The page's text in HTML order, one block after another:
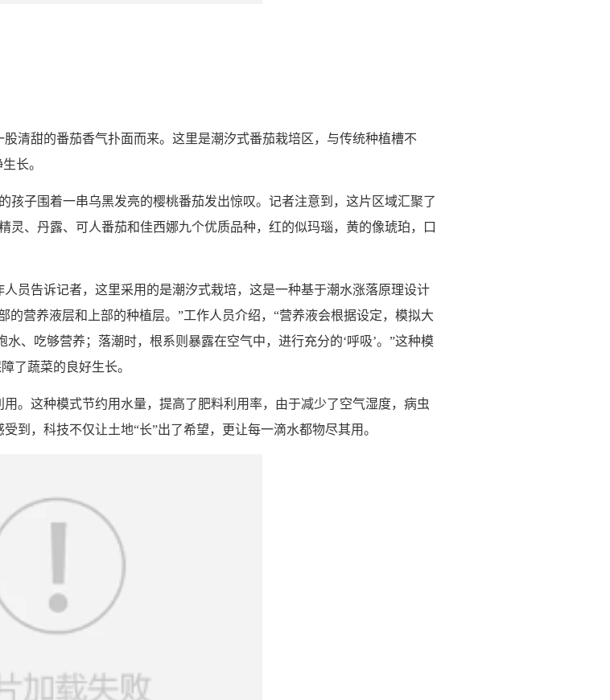
清甜的番茄香气扑面而来。这里是潮汐式番茄栽培区，与传统种植槽不
长。
孩子围着一串乌黑发亮的樱桃番茄发出惊叹。记者注意到，这片区域汇聚了
灵、丹露、可人番茄和佳西娜九个优质品种，红的似玛瑙，黄的像琥珀，口
员告诉记者，这里采用的是潮汐式栽培，这是一种基于潮水涨落原理设计
的营养液层和上部的种植层。”工作人员介绍，“营养液会根据设定，模拟大
水、吃够营养；落潮时，根系则暴露在空气中，进行充分的‘呼吸’。”这种模
了蔬菜的良好生长。
。这种模式节约用水量，提高了肥料利用率，由于减少了空气湿度，病虫
到，科技不仅让土地“长”出了希望，更让每一滴水都物尽其用。